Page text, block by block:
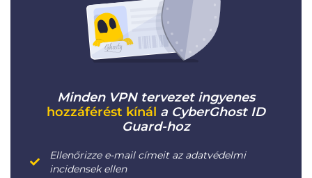
Minden VPN tervezet ingyenes
hozzáférést kínál a CyberGhost ID
Guard-hoz
Ellenőrizze e-mail címeit az adatvédelmi
incidensek ellen